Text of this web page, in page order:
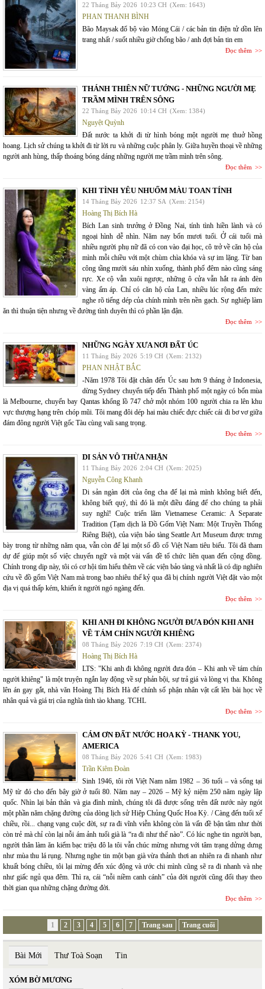
22 Tháng Bảy 2026 10:23 CH (Xem: 1643)
PHAN THANH BÌNH
Bão Maysak đổ bộ vào Móng Cái / các bản tin điện tử dồn lên
trang nhất / suốt nhiều giờ chống bão / anh đợi bản tin em
Đọc thêm
THÁNH THIÊN NỮ TƯỚNG - NHỮNG NGƯỜI MẸ
TRẦM MÌNH TRÊN SÔNG
22 Tháng Bảy 2026 10:14 CH (Xem: 1384)
Nguyệt Quỳnh
Đất nước ta khởi đi từ hình bóng một người mẹ thuở hồng
hoang. Lịch sử chúng ta khởi đi từ lời ru và những cuộc phân ly. Giữa huyền thoại về những
người anh hùng, thấp thoáng bóng dáng những người mẹ trầm mình trên sông.
Đọc thêm
KHI TÌNH YÊU NHUỐM MÀU TOAN TÍNH
14 Tháng Bảy 2026 12:37 SA (Xem: 2154)
Hoàng Thị Bích Hà
Bích Lan sinh trưởng ở Đồng Nai, tính tình hiền lành và có
ngoại hình dễ nhìn. Năm nay bốn mươi tuổi. Ở cái tuổi mà
nhiều người phụ nữ đã có con vào đại học, cô trở về căn hộ của
mình mỗi chiều với một chùm chìa khóa và sự im lặng. Từ ban
công tầng mười sáu nhìn xuống, thành phố đêm nào cũng sáng
rực. Xe cộ vẫn xuôi ngược, những ô cửa vẫn hắt ra ánh đèn
vàng ấm áp. Chỉ có căn hộ của Lan, nhiều lúc rộng đến mức
nghe rõ tiếng dép của chính mình trên nền gạch. Sự nghiệp làm
ăn thì thuận tiện nhưng về đường tình duyên thì có phần lận đận.
Đọc thêm
NHỮNG NGÀY XƯA NƠI ĐẤT ÚC
11 Tháng Bảy 2026 5:19 CH (Xem: 2132)
PHAN NHẬT BẮC
-Năm 1978 Tôi đặt chân đến Úc sau hơn 9 tháng ở Indonesia,
dừng Sydney chuyển tiếp đến Thành phố một ngày có bốn mùa
là Melbourne, chuyến bay Qantas khổng lồ 747 chở một nhóm 100 người chia ra lên khu
vực thượng hạng trên chóp mũi. Tôi mang đôi dép hai màu chiếc đực chiếc cái đi bơ vơ giữa
đám đông người Việt gốc Tàu cùng vali sang trọng.
Đọc thêm
DI SẢN VÔ THỪA NHẬN
11 Tháng Bảy 2026 2:04 CH (Xem: 2025)
Nguyễn Công Khanh
Di sản ngàn đời của ông cha để lại mà mình không biết đến,
không biết quý, thì đó là một điều đáng để cho chúng ta phải
suy nghĩ! Cuộc triển lãm Vietnamese Ceramic: A Separate
Tradition (Tạm dịch là Đồ Gốm Việt Nam: Một Truyền Thống
Riêng Biệt), của viện bảo tàng Seattle Art Museum được trưng
bày trong từ những năm qua, vẫn còn để lại một số đồ cổ Việt Nam tiêu biểu. Tôi đã tham
dự để giúp một số việc chuyển ngữ và một vài vấn đề tổ chức liên quan đến cộng đồng.
Chính trong dịp này, tôi có cơ hội tìm hiểu thêm về các viện bảo tàng và nhất là có dịp nghiên
cứu về đồ gốm Việt Nam mà trong bao nhiêu thế kỷ qua đã bị chính người Việt đặt vào một
địa vị quá thấp kém, khiến ít người ngó ngàng đến.
Đọc thêm
KHI ANH ĐI KHÔNG NGƯỜI ĐƯA ĐÓN KHI ANH
VỀ TÁM CHÍN NGƯỜI KHIÊNG
08 Tháng Bảy 2026 7:19 CH (Xem: 2374)
Hoàng Thị Bích Hà
LTS: "Khi anh đi không người đưa đón – Khi anh về tám chín
người khiêng" là một truyện ngắn lay động về sự phản bội, sự trả giá và lòng vị tha. Không
lên án gay gắt, nhà văn Hoàng Thị Bích Hà để chính số phận nhân vật cất lên bài học về
nhân quả và giá trị của nghĩa tình tào khang. TCHL
Đọc thêm
CÁM ƠN ĐẤT NƯỚC HOA KỲ - THANK YOU,
AMERICA
08 Tháng Bảy 2026 5:41 CH (Xem: 1983)
Trần Kiêm Đoàn
Sinh 1946, tôi rời Việt Nam năm 1982 – 36 tuổi – và sống tại
Mỹ từ đó cho đến bây giờ ở tuổi 80. Năm nay – 2026 – Mỹ kỷ niệm 250 năm ngày lập
quốc. Nhìn lại bản thân và gia đình mình, chúng tôi đã được sống trên đất nước này ngót
một phần năm chặng đường của dòng lịch sử Hiệp Chủng Quốc Hoa Kỳ. / Càng đến tuổi xế
chiều, rồi... chạng vạng cuộc đời, sự ra đi vĩnh viễn không còn là vấn đề bận tâm như thời
còn trẻ mà chỉ còn lại nỗi ám ảnh tuổi già là “ra đi như thế nào”. Có lúc nghe tin người bạn,
người thân làm ăn kiếm bạc triệu đô la tôi vẫn chúc mừng nhưng với tâm trạng dửng dưng
như mùa thu lá rụng. Nhưng nghe tin một bạn già vừa thảnh thơi an nhiên ra đi nhanh như
khuất bóng chiều, tôi lại mừng đến xúc động và ước chi mình cũng sẽ ra đi nhanh và nhẹ
như giấc ngủ qua đêm. Thì ra, cái “nỗi niềm canh cánh” của đời người cũng đổi thay theo
thời gian qua những chặng đường đời.
Đọc thêm
1 2 3 4 5 6 7 Trang sau Trang cuối
Bài Mới Thư Toà Soạn Tin
XÓM BỜ MƯƠNG